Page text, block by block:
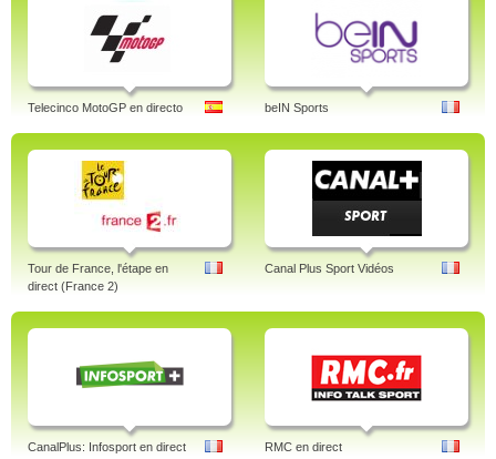
Telecinco MotoGP en directo beIN Sports
Tour de France, l'étape en
direct (France 2)
Canal Plus Sport Vidéos
CanalPlus: Infosport en direct RMC en direct